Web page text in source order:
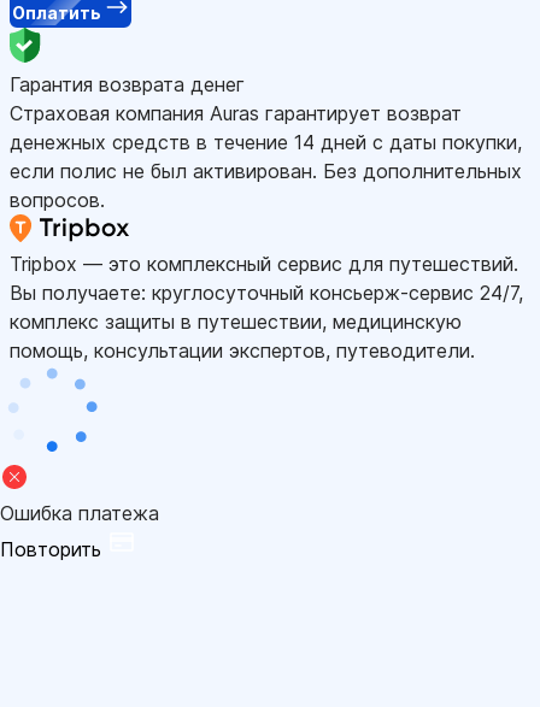
Оплатить
Гарантия возврата денег
Страховая компания Auras гарантирует возврат
денежных средств в течение 14 дней с даты покупки,
если полис не был активирован. Без дополнительных
вопросов.
Tripbox — это комплексный сервис для путешествий.
Вы получаете: круглосуточный консьерж-сервис 24/7,
комплекс защиты в путешествии, медицинскую
помощь, консультации экспертов, путеводители.
Ошибка платежа
Повторить